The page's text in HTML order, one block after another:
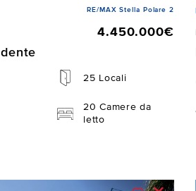
RE/MAX Stella Polare 2
4.450.000€
25 Locali
20 Camere da
letto